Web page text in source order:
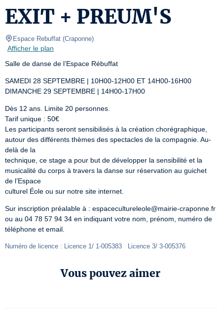
EXIT + PREUM'S
Espace Rebuffat (Craponne)
Afficher le plan
Salle de danse de l’Espace Rébuffat
SAMEDI 28 SEPTEMBRE | 10H00-12H00 ET 14H00-16H00
DIMANCHE 29 SEPTEMBRE | 14H00-17H00
Dès 12 ans. Limite 20 personnes.
Tarif unique : 50€
Les participants seront sensibilisés à la création chorégraphique,
autour des différents thèmes des spectacles de la compagnie. Au-
delà de la
technique, ce stage a pour but de développer la sensibilité et la
musicalité du corps à travers la danse sur réservation au guichet
de l’Espace
culturel Éole ou sur notre site internet.
Sur inscription préalable à : espacecultureleole@mairie-craponne.fr
ou au 04 78 57 94 34 en indiquant votre nom, prénom, numéro de
téléphone et email.
Numéro de licence : Licence 1/ 1-005383   Licence 3/ 3-005376
Vous pouvez aimer